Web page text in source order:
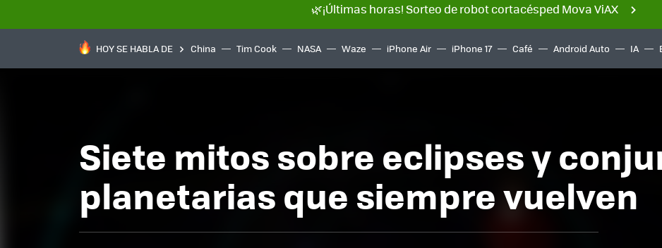
🌿¡Últimas horas! Sorteo de robot cortacésped Mova ViAX
HOY SE HABLA DE China Tim Cook NASA Waze iPhone Air iPhone 17 Café Android Auto IA
Siete mitos sobre eclipses y
planetarias que siempre vuelven